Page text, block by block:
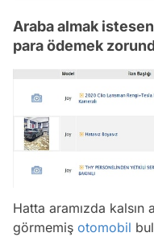
Araba almak
para ödemek
Hatta aramızda kalsın
görmemiş otomobil